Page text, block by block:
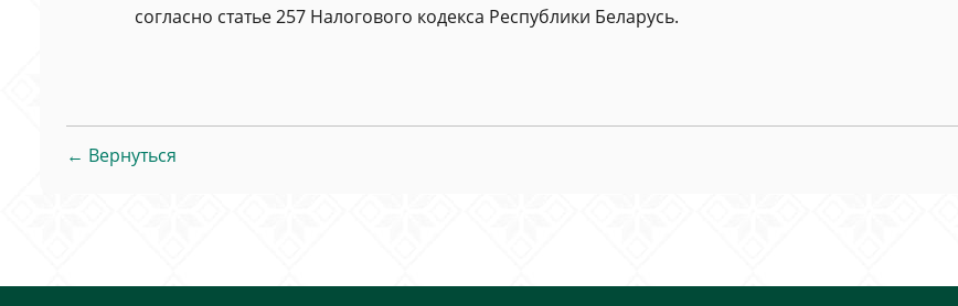
согласно статье 257 Налогового кодекса Республики Беларусь.
← Вернуться